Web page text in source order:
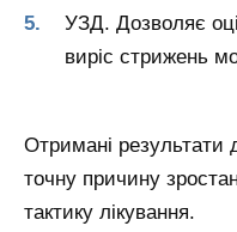
УЗД. Дозволяє
виріс стрижень
Отримані результати
точну причину
тактику лікування.